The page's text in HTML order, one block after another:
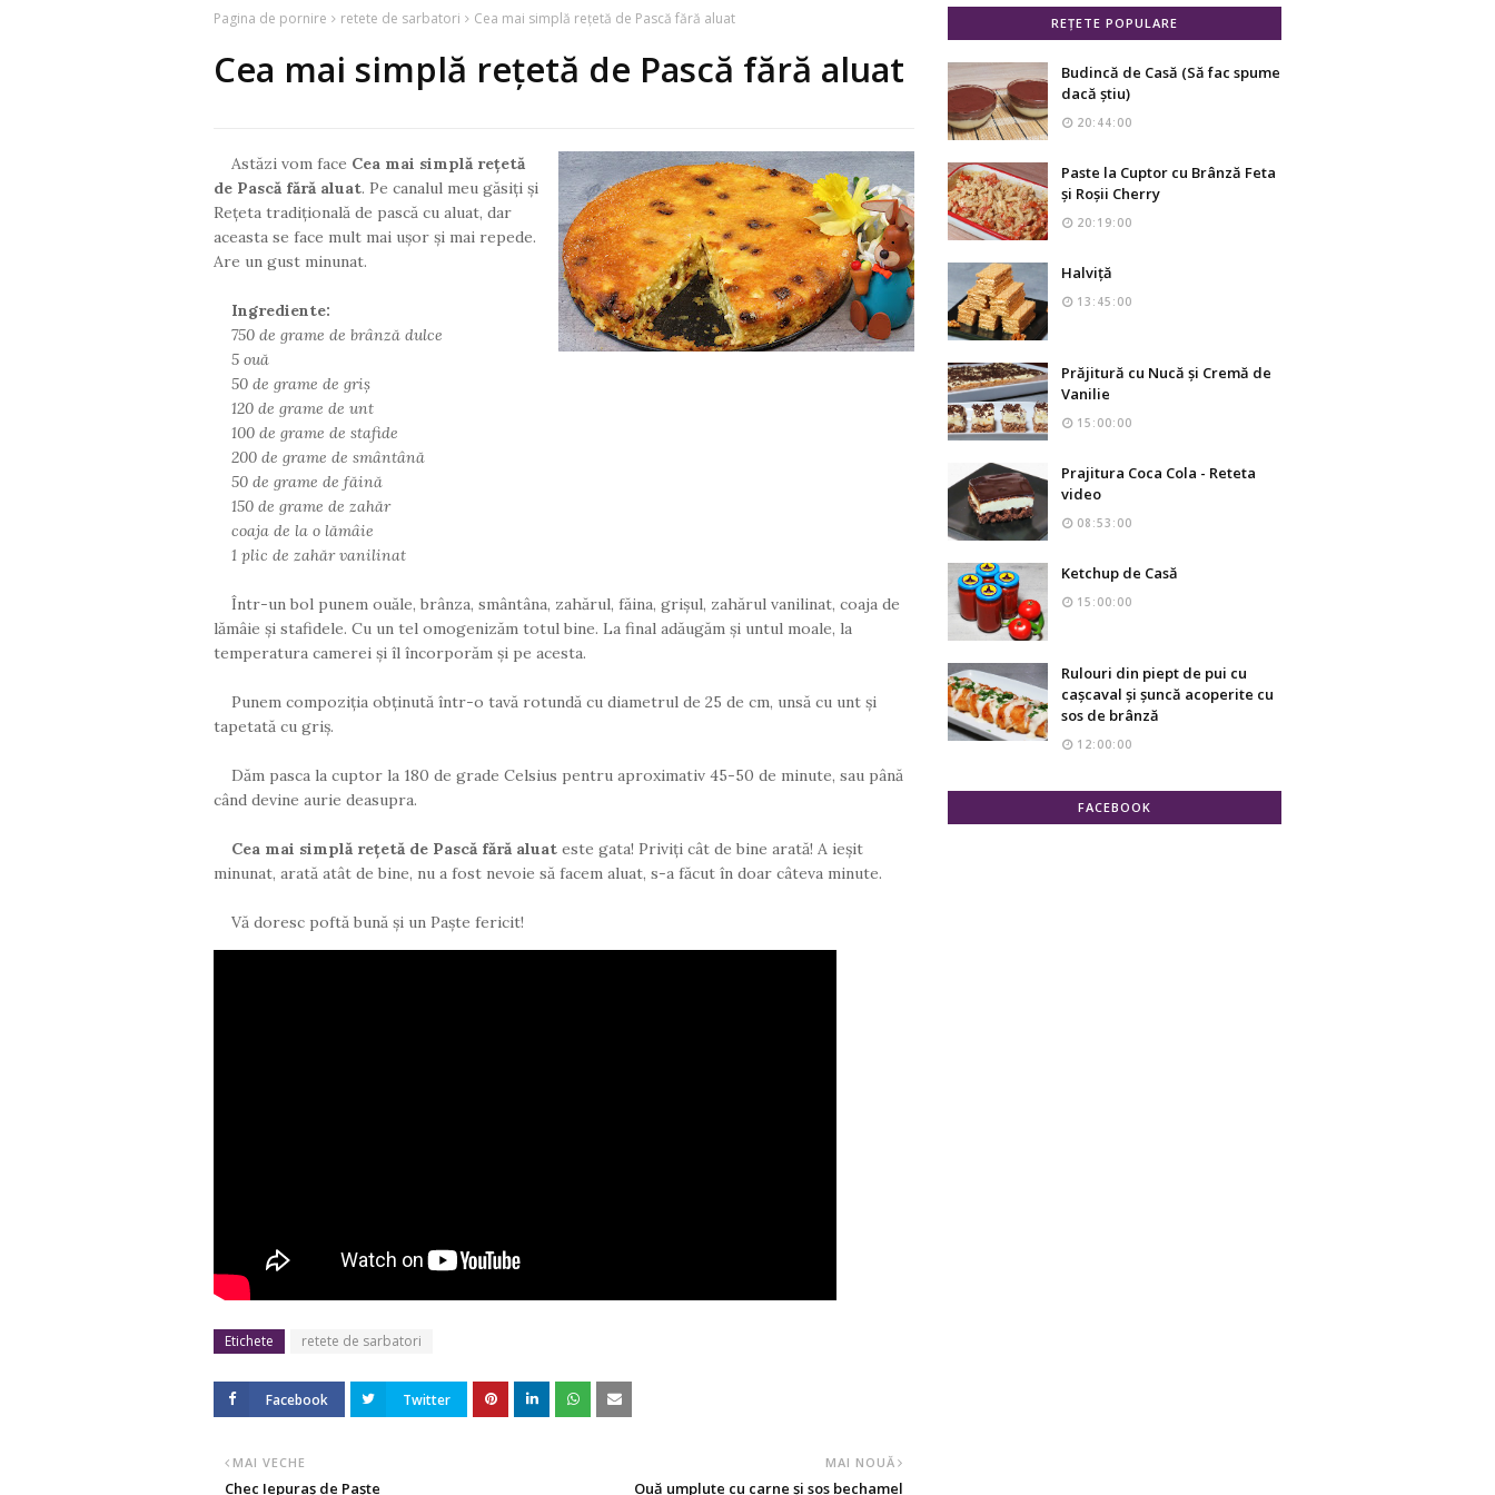
Pagina de pornire retete de sarbatori Cea mai simplă rețetă de Pască fără aluat
Cea mai simplă rețetă de Pască fără aluat
Astăzi vom face Cea mai simplă rețetă
de Pască fără aluat. Pe canalul meu găsiți și
Rețeta tradițională de pască cu aluat, dar
aceasta se face mult mai ușor și mai repede.
Are un gust minunat.
Ingrediente:
750 de grame de brânză dulce
5 ouă
50 de grame de griș
120 de grame de unt
100 de grame de stafide
200 de grame de smântână
50 de grame de făină
150 de grame de zahăr
coaja de la o lămâie
1 plic de zahăr vanilinat
Într-un bol punem ouăle, brânza, smântâna, zahărul, făina, grișul, zahărul vanilinat, coaja de
lămâie și stafidele. Cu un tel omogenizăm totul bine. La final adăugăm și untul moale, la
temperatura camerei și îl încorporăm și pe acesta.
Punem compoziția obținută într-o tavă rotundă cu diametrul de 25 de cm, unsă cu unt și
tapetată cu griș.
Dăm pasca la cuptor la 180 de grade Celsius pentru aproximativ 45-50 de minute, sau până
când devine aurie deasupra.
Cea mai simplă rețetă de Pască fără aluat este gata! Priviți cât de bine arată! A ieșit
minunat, arată atât de bine, nu a fost nevoie să facem aluat, s-a făcut în doar câteva minute.
Vă doresc poftă bună și un Paște fericit!
Etichete retete de sarbatori
Facebook Twitter
MAI NOUĂ
Ouă umplute cu carne și sos bechamel
MAI VECHE
Chec Iepuraș de Paște
REȚETE POPULARE
Budincă de Casă (Să fac spume
dacă știu)
20:44:00
Paste la Cuptor cu Brânză Feta
și Roșii Cherry
20:19:00
Halviță
13:45:00
Prăjitură cu Nucă și Cremă de
Vanilie
15:00:00
Prajitura Coca Cola - Reteta
video
08:53:00
Ketchup de Casă
15:00:00
Rulouri din piept de pui cu
cașcaval și șuncă acoperite cu
sos de brânză
12:00:00
FACEBOOK